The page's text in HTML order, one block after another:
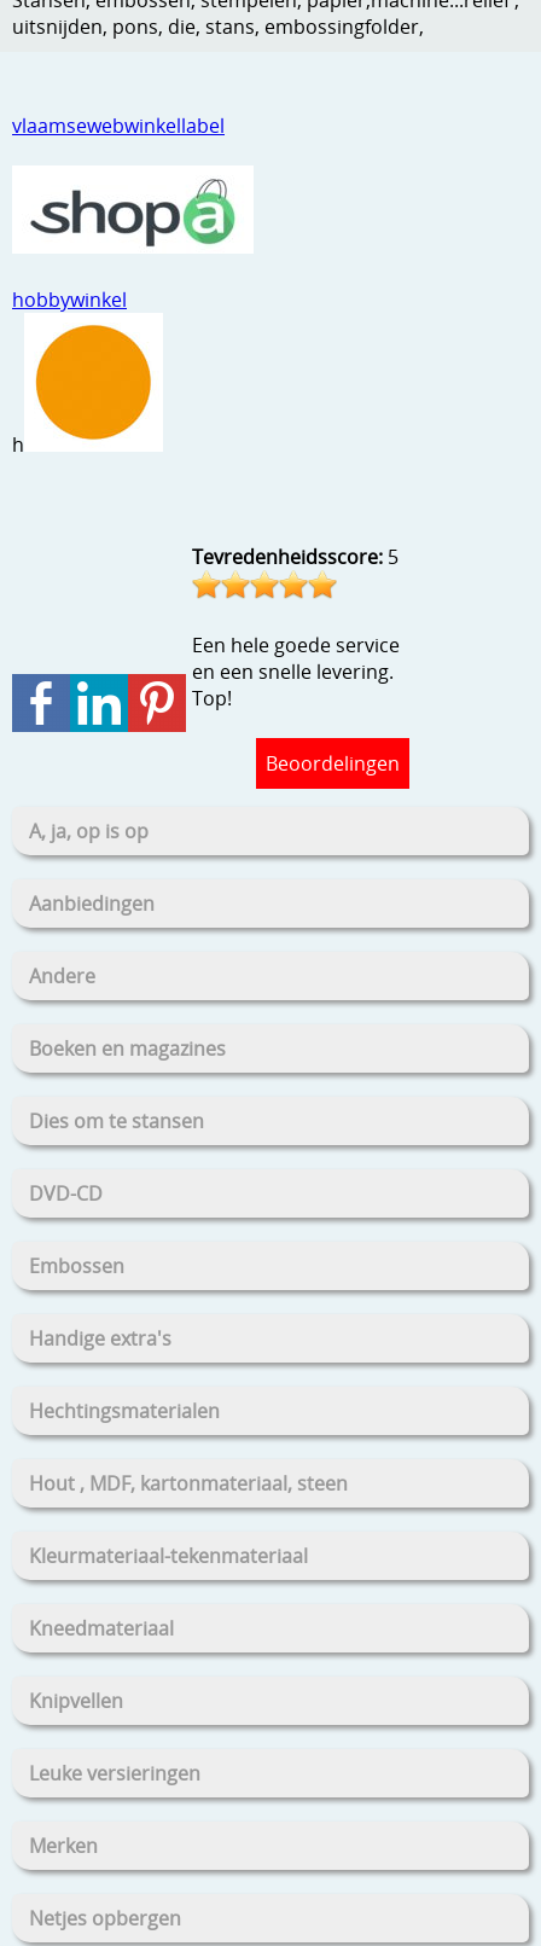
Kneedmateriaal
Leuke versieringen
Netjes opbergen
Ponsen
Ribbelaar
Snijmaterialen
Wat nog, een creatief kijkje
vlaamsewebwinkellabel
hobbywinkel
h
Tevredenheidsscore: 5
Een hele goede service
en een snelle levering.
Top!
Beoordelingen
A, ja, op is op
Aanbiedingen
Andere
Boeken en magazines
Dies om te stansen
DVD-CD
Embossen
Handige extra's
Hechtingsmaterialen
Hout , MDF, kartonmateriaal, steen
Kleurmateriaal-tekenmateriaal
Kneedmateriaal
Knipvellen
Leuke versieringen
Merken
Netjes opbergen
uitsnijden, pons, die, stans, embossingfolder,